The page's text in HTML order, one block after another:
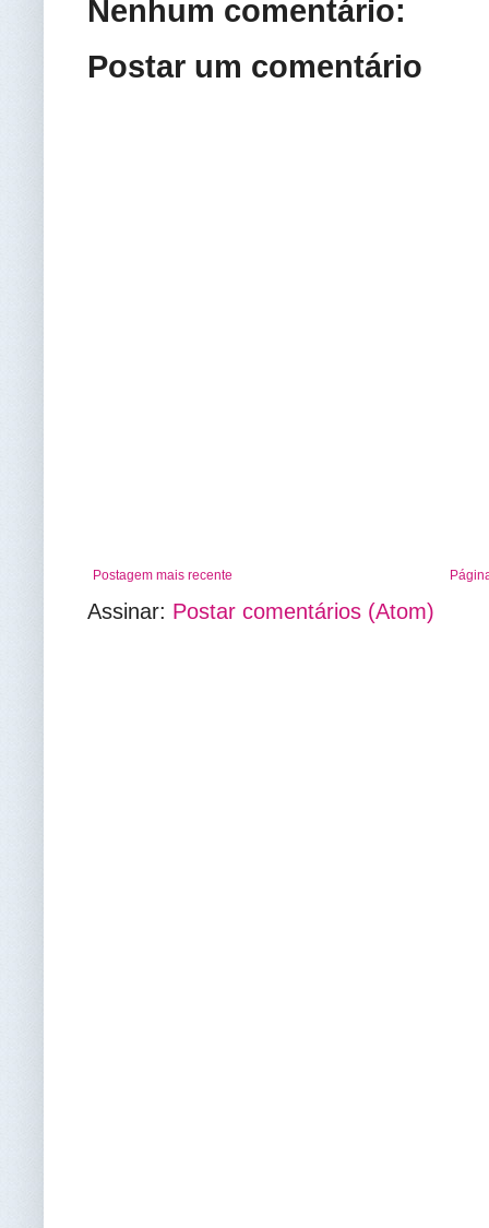
Nenhum comentário:
Postar um comentário
Postagem mais recente
Assinar: Postar comentários (Atom)